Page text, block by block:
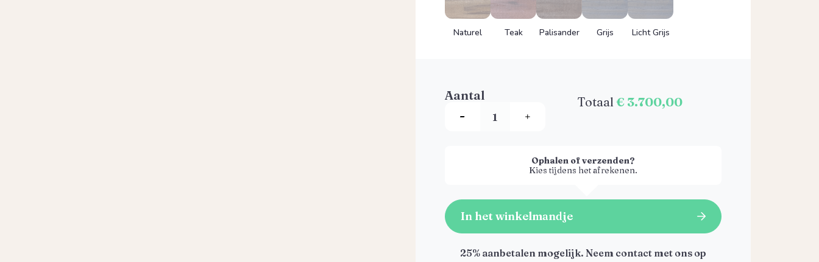
Naturel Teak Palisander Grijs Licht Grijs
Aantal Totaal € 3.700,00
Ophalen of verzenden?
Kies tijdens het afrekenen.
In het winkelmandje
25% aanbetalen mogelijk. Neem contact met ons op